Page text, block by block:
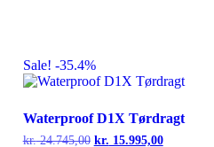
Sale! -35.4%
Waterproof D1X Tørdragt
kr.24.745,00 Den
kr. 15.995,00Den